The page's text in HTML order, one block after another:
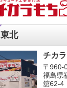
東北
チカ
〒960-
福島県
舘62-4